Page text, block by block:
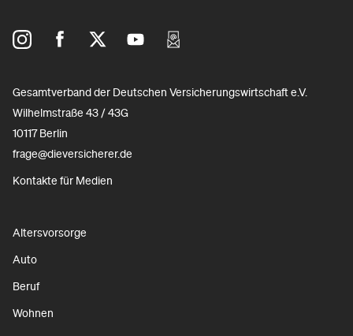
Gesamtverband der Deutschen Versicherungswirtschaft e.V.
Wilhelmstraße 43 / 43G
10117 Berlin
frage@dieversicherer.de
Kontakte für Medien
Altersvorsorge
Auto
Beruf
Wohnen